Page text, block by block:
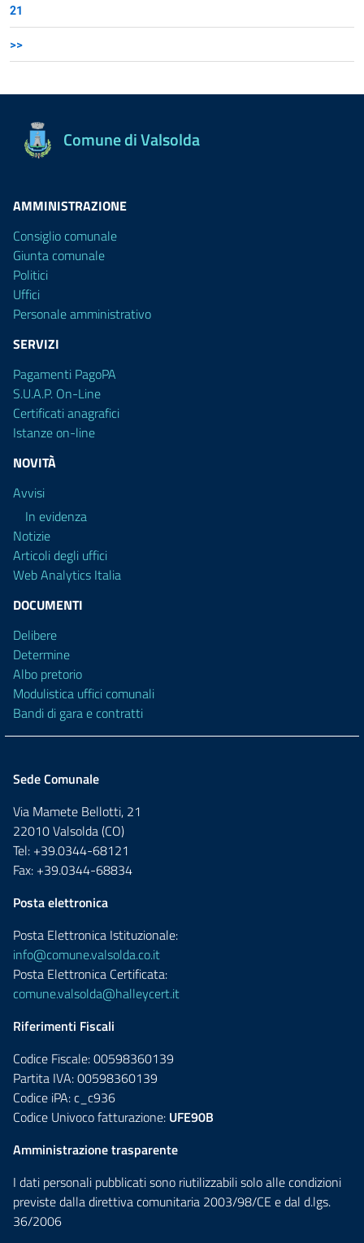
21
>>
Comune di Valsolda
AMMINISTRAZIONE
Consiglio comunale
Giunta comunale
Politici
Uffici
Personale amministrativo
SERVIZI
Pagamenti PagoPA
S.U.A.P. On-Line
Certificati anagrafici
Istanze on-line
NOVITÀ
Avvisi
In evidenza
Notizie
Articoli degli uffici
Web Analytics Italia
DOCUMENTI
Delibere
Determine
Albo pretorio
Modulistica uffici comunali
Bandi di gara e contratti
Sede Comunale
Via Mamete Bellotti, 21
22010 Valsolda (CO)
Tel: +39.0344-68121
Fax: +39.0344-68834
Posta elettronica
Posta Elettronica Istituzionale:
info@comune.valsolda.co.it
Posta Elettronica Certificata:
comune.valsolda@halleycert.it
Riferimenti Fiscali
Codice Fiscale: 00598360139
Partita IVA: 00598360139
Codice iPA: c_c936
Codice Univoco fatturazione: UFE90B
Amministrazione trasparente
I dati personali pubblicati sono riutilizzabili solo alle condizioni
previste dalla direttiva comunitaria 2003/98/CE e dal d.lgs.
36/2006